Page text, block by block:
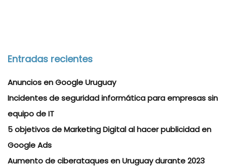
Entradas recientes
Anuncios en Google Uruguay
Incidentes de seguridad informática para empresas sin
equipo de IT
5 objetivos de Marketing Digital al hacer publicidad en
Google Ads
Aumento de ciberataques en Uruguay durante 2023